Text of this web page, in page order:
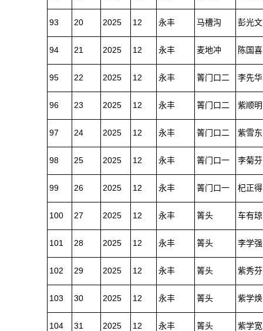
93 20 2025 12 永丰 马槽沟 彭光文
94 21 2025 12 永丰 麦地冲 陈国喜
95 22 2025 12 永丰 箐门口二 李先华
96 23 2025 12 永丰 箐门口二 紫顺明
97 24 2025 12 永丰 箐门口二 紫雪东
98 25 2025 12 永丰 箐门口一 李菊芬
99 26 2025 12 永丰 箐门口一 杞正得
100 27 2025 12 永丰 箐头 车有琼
101 28 2025 12 永丰 箐头 李学强
102 29 2025 12 永丰 箐头 紫秀芬
103 30 2025 12 永丰 箐头 紫学焕
104 31 2025 12 永丰 箐头 紫学宽